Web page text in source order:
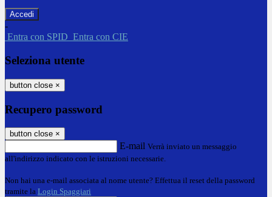
-
Entra con SPID Entra con CIE
Seleziona utente
button close ×
Recupero password
button close ×
E-mail Verrà inviato un messaggio
all'indirizzo indicato con le istruzioni necessarie.
Non hai una e-mail associata al nome utente? Effettua il reset della password
tramite la Login Spaggiari